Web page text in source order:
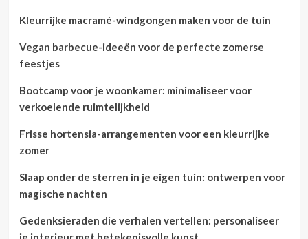
Kleurrijke macramé-windgongen maken voor de tuin
Vegan barbecue-ideeën voor de perfecte zomerse
feestjes
Bootcamp voor je woonkamer: minimaliseer voor
verkoelende ruimtelijkheid
Frisse hortensia-arrangementen voor een kleurrijke
zomer
Slaap onder de sterren in je eigen tuin: ontwerpen voor
magische nachten
Gedenksieraden die verhalen vertellen: personaliseer